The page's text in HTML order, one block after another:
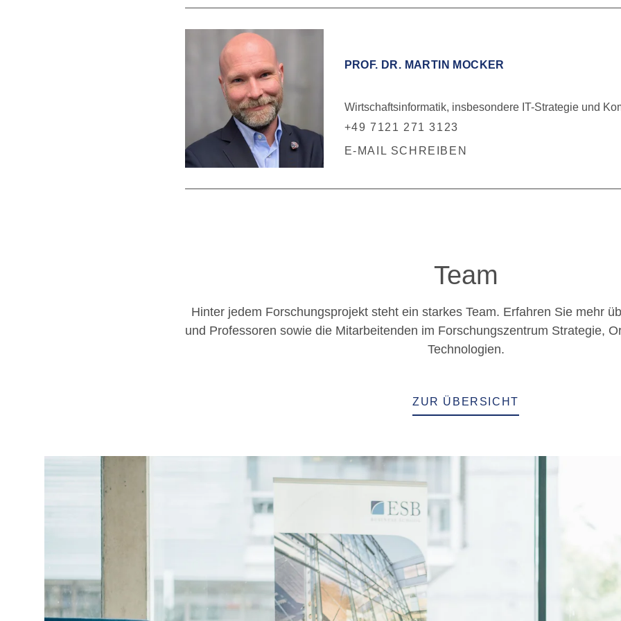
PROF. DR. MARTIN MOCKER
Wirtschaftsinformatik, insbesondere IT-Strategie und
+49 7121 271 3123
E-MAIL SCHREIBEN
Team
Hinter jedem Forschungsprojekt steht ein starkes Team. Erfahren Sie mehr
und Professoren sowie die Mitarbeitenden im Forschungszentrum Strategie,
Technologien.
ZUR ÜBERSICHT